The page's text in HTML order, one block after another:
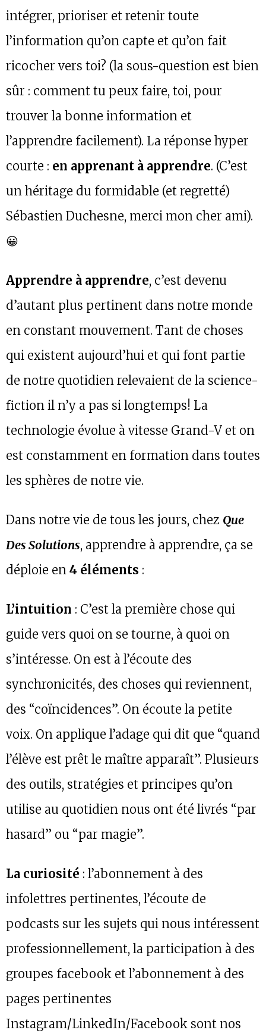
intégrer, prioriser et retenir toute
l’information qu’on capte et qu’on fait
ricocher vers toi? (la sous-question est bien
sûr : comment tu peux faire, toi, pour
trouver la bonne information et
l’apprendre facilement). La réponse hyper
courte : en apprenant à apprendre. (C’est
un héritage du formidable (et regretté)
Sébastien Duchesne, merci mon cher ami).
😀
Apprendre à apprendre, c’est devenu
d’autant plus pertinent dans notre monde
en constant mouvement. Tant de choses
qui existent aujourd’hui et qui font partie
de notre quotidien relevaient de la science-
fiction il n’y a pas si longtemps! La
technologie évolue à vitesse Grand-V et on
est constamment en formation dans toutes
les sphères de notre vie.
Dans notre vie de tous les jours, chez Que
Des Solutions, apprendre à apprendre, ça se
déploie en 4 éléments :
L’intuition : C’est la première chose qui
guide vers quoi on se tourne, à quoi on
s’intéresse. On est à l’écoute des
synchronicités, des choses qui reviennent,
des “coïncidences”. On écoute la petite
voix. On applique l’adage qui dit que “quand
l’élève est prêt le maître apparaît”. Plusieurs
des outils, stratégies et principes qu’on
utilise au quotidien nous ont été livrés “par
hasard” ou “par magie”.
La curiosité : l’abonnement à des
infolettres pertinentes, l’écoute de
podcasts sur les sujets qui nous intéressent
professionnellement, la participation à des
groupes facebook et l’abonnement à des
pages pertinentes
Instagram/LinkedIn/Facebook sont nos